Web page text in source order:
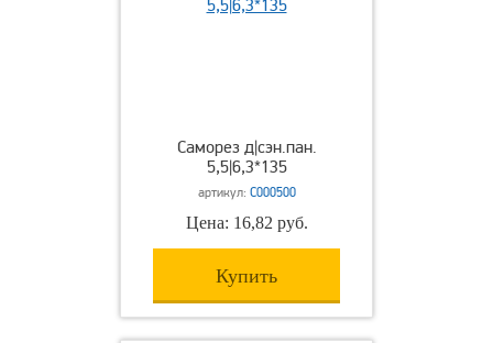
Саморез д|сэн.пан.
5,5|6,3*135
артикул: С000500
Цена: 16,82 руб.
Купить